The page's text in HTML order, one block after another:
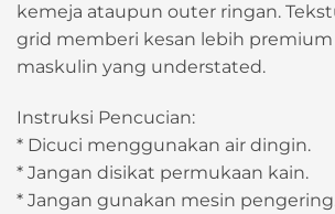
kemeja ataupun outer ringan.
grid memberi kesan lebih
maskulin yang understated.
Instruksi Pencucian:
* Dicuci menggunakan air dingin.
* Jangan disikat permukaan kain.
* Jangan gunakan mesin